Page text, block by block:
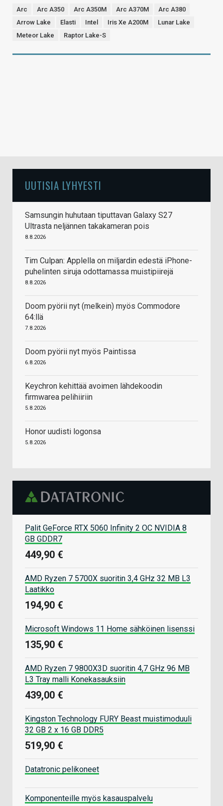
Arc Arc A350 Arc A350M Arc A370M
Arc A380
Arrow Lake
Elasti Intel Iris Xe A200M
Lunar Lake
Meteor Lake
Raptor Lake-S
UUTISIA LYHYESTI
Samsungin huhutaan tiputtavan Galaxy S27
Ultrasta neljännen takakameran pois
8.8.2026
Tim Culpan: Applella on miljardin edestä iPhone-
puhelinten siruja odottamassa muistipiirejä
8.8.2026
Doom pyörii nyt (melkein) myös Commodore
64:llä
7.8.2026
Doom pyörii nyt myös Paintissa
6.8.2026
Keychron kehittää avoimen lähdekoodin
firmwarea pelihiiriin
5.8.2026
Honor uudisti logonsa
5.8.2026
Palit GeForce RTX 5060 Infinity 2 OC NVIDIA 8
GB GDDR7
449,90 €
AMD Ryzen 7 5700X suoritin 3,4 GHz 32 MB L3
Laatikko
194,90 €
Microsoft Windows 11 Home sähköinen lisenssi
135,90 €
AMD Ryzen 7 9800X3D suoritin 4,7 GHz 96 MB
L3 Tray malli Konekasauksiin
439,00 €
Kingston Technology FURY Beast muistimoduuli
32 GB 2 x 16 GB DDR5
519,90 €
Datatronic pelikoneet
Komponenteille myös kasauspalvelu